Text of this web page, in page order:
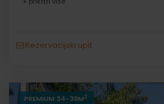
Rezervacijski upit
PREMIUM 34-39M2